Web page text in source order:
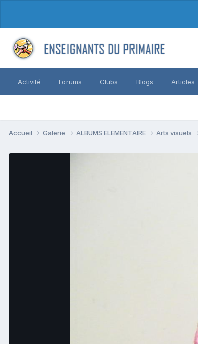
Activité Forums Clubs Blogs Articles
Accueil Galerie ALBUMS ELEMENTAIRE Arts visuels